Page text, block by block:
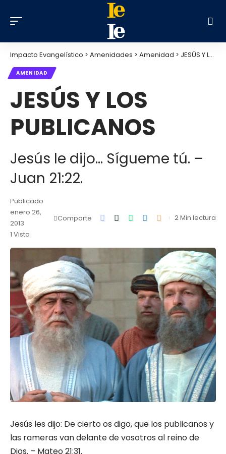
Impacto Evangelístico > Amenidades > Amenidad > JESÚS Y LOS PUBLICANOS
AMENIDAD
JESÚS Y LOS
PUBLICANOS
Jesús le dijo… Sígueme tú. –
Juan 21:22.
Publicado
enero 26,
2013
1 Vista
Comparte 2 Min lectura
Jesús les dijo: De cierto os digo, que los publicanos y
las rameras van delante de vosotros al reino de
Dios. – Mateo 21:31.